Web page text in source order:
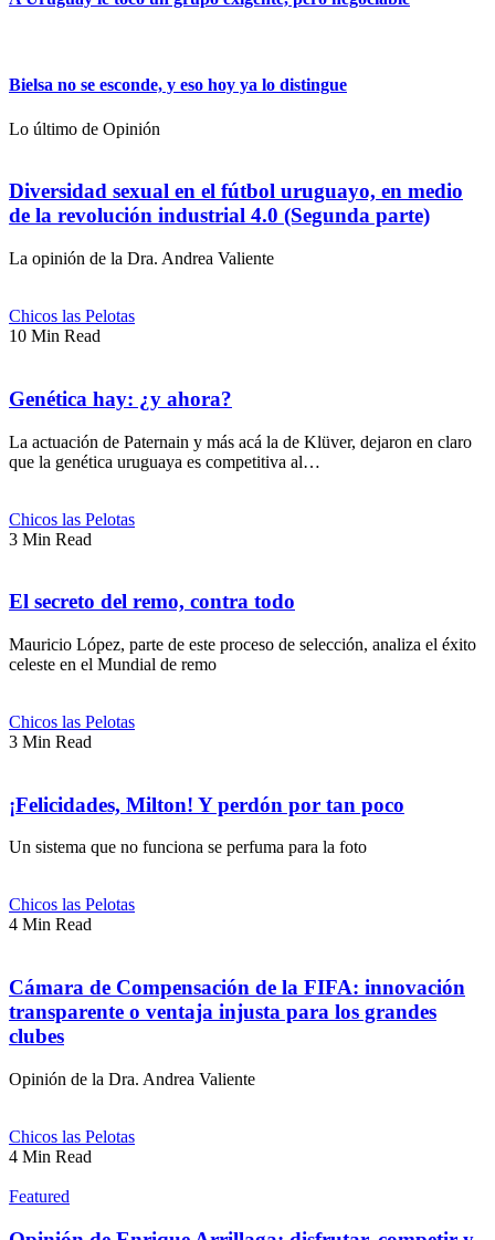
Bielsa no se esconde, y eso hoy ya lo distingue
Lo último de Opinión
Diversidad sexual en el fútbol uruguayo, en medio
de la revolución industrial 4.0 (Segunda parte)
La opinión de la Dra. Andrea Valiente
Chicos las Pelotas
10 Min Read
Genética hay: ¿y ahora?
La actuación de Paternain y más acá la de Klüver, dejaron en claro
que la genética uruguaya es competitiva al…
Chicos las Pelotas
3 Min Read
El secreto del remo, contra todo
Mauricio López, parte de este proceso de selección, analiza el éxito
celeste en el Mundial de remo
Chicos las Pelotas
3 Min Read
¡Felicidades, Milton! Y perdón por tan poco
Un sistema que no funciona se perfuma para la foto
Chicos las Pelotas
4 Min Read
Cámara de Compensación de la FIFA: innovación
transparente o ventaja injusta para los grandes
clubes
Opinión de la Dra. Andrea Valiente
Chicos las Pelotas
4 Min Read
Featured